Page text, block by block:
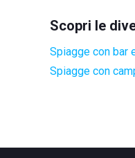
Scopri le
Spiagge con bar
Spiagge con